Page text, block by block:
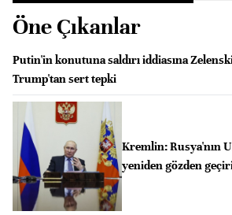
Öne Çıkanlar
Putin'in konutuna saldırı iddiasına
Trump'tan sert tepki
Kremlin: Rusya'nın
yeniden gözden